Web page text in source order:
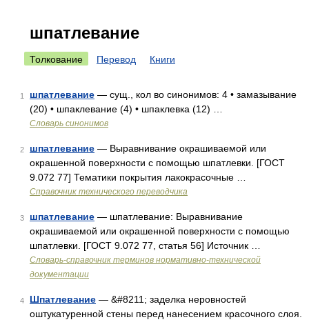
шпатлевание
Толкование Перевод Книги
1 шпатлевание — сущ., кол во синонимов: 4 • замазывание
(20) • шпаклевание (4) • шпаклевка (12) …
Словарь синонимов
2 шпатлевание — Выравнивание окрашиваемой или
окрашенной поверхности с помощью шпатлевки. [ГОСТ
9.072 77] Тематики покрытия лакокрасочные …
Справочник технического переводчика
3 шпатлевание — шпатлевание: Выравнивание
окрашиваемой или окрашенной поверхности с помощью
шпатлевки. [ГОСТ 9.072 77, статья 56] Источник …
Словарь-справочник терминов нормативно-технической
документации
4 Шпатлевание — &#8211; заделка неровностей
оштукатуренной стены перед нанесением красочного слоя.